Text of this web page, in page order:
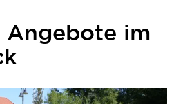
Angebote im
Heilbad